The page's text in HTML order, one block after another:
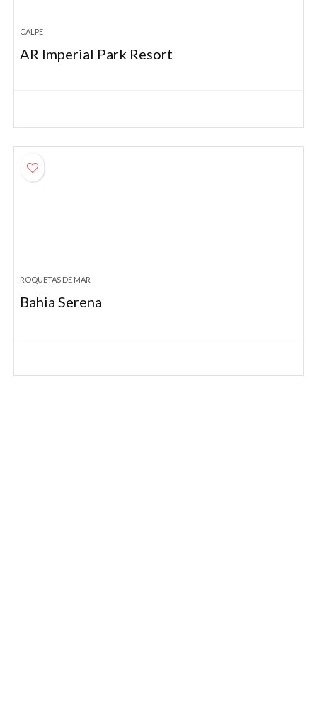
CALPE
AR Imperial Park Resort
ROQUETAS DE MAR
Bahia Serena